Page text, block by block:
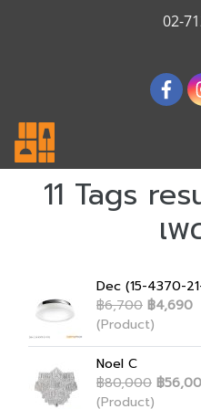
02-
11 Tags
เพ
Dec (15-4370-
฿6,700 ฿4,690
(Product)
Noel C
฿80,000 ฿
(Product)